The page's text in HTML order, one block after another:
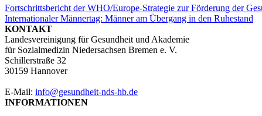
Beitragsnavigation
Fortschrittsbericht der WHO/Europe-Strategie zur Förderung der
Internationaler Männertag: Männer am Übergang in den Ruhestand
KONTAKT
Landesvereinigung für Gesundheit und Akademie
für Sozialmedizin Niedersachsen Bremen e. V.
Schillerstraße 32
30159 Hannover
E-Mail: info@gesundheit-nds-hb.de
INFORMATIONEN